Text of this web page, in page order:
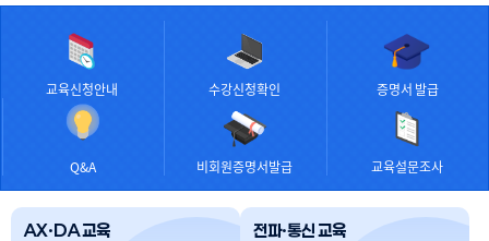
교육신청안내 수강신청확인 증명서 발급
Q&A 비회원증명서발급 교육설문조사
AX·DA 교육 전파·통신 교육